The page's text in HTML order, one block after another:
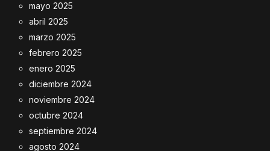
mayo 2025
abril 2025
marzo 2025
febrero 2025
enero 2025
diciembre 2024
noviembre 2024
octubre 2024
septiembre 2024
agosto 2024